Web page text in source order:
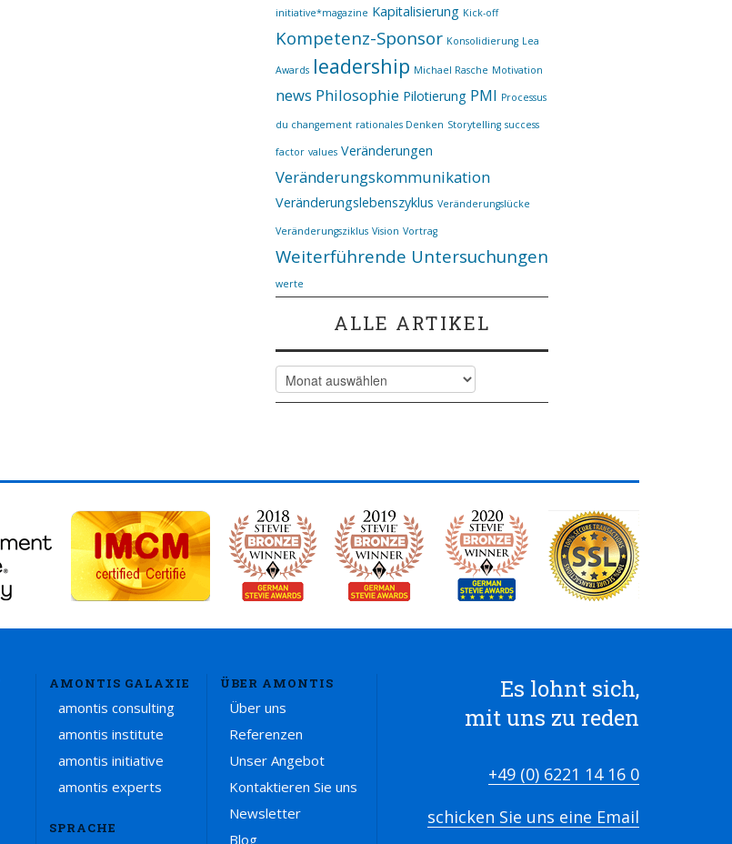
initiative*magazine Kapitalisierung Kick-off
Kompetenz-Sponsor Konsolidierung Lea
Awards leadership Michael Rasche Motivation
news Philosophie Pilotierung PMI Processus
du changement rationales Denken Storytelling success
factor values Veränderungen
Veränderungskommunikation
Veränderungslebenszyklus Veränderungslücke
Veränderungsziklus Vision Vortrag
Weiterführende Untersuchungen
werte
ALLE ARTIKEL
Alle
Artikel
AMONTIS GALAXIE
amontis consulting
amontis institute
amontis initiative
amontis experts
SPRACHE
ÜBER AMONTIS
Über uns
Referenzen
Unser Angebot
Kontaktieren Sie uns
Newsletter
Blog
Es lohnt sich,
mit uns zu reden
+49 (0) 6221 14 16 0
schicken Sie uns eine Email